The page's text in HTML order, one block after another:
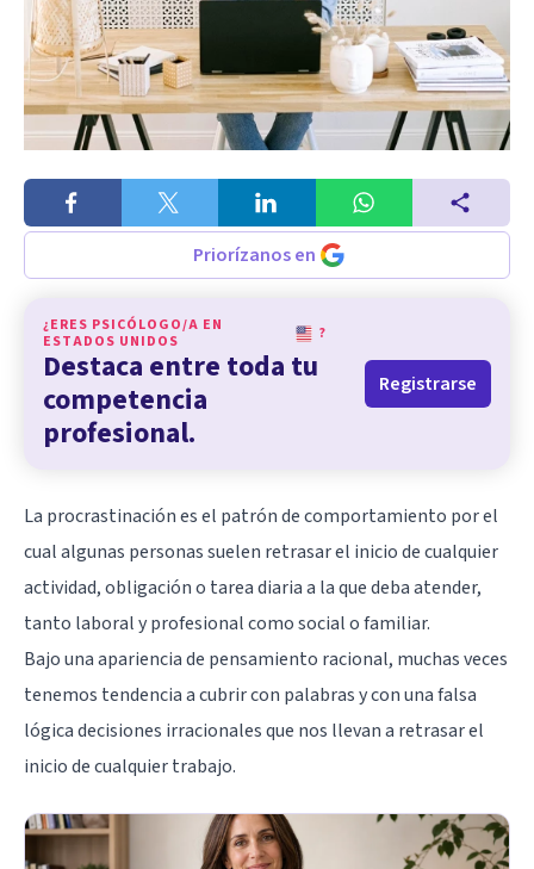
Priorízanos en
¿ERES PSICÓLOGO/A EN
ESTADOS UNIDOS
?
Destaca entre toda tu
competencia
profesional.
Registrarse
La procrastinación es el patrón de comportamiento por el
cual algunas personas suelen retrasar el inicio de cualquier
actividad, obligación o tarea diaria a la que deba atender,
tanto laboral y profesional como social o familiar.
Bajo una apariencia de pensamiento racional, muchas veces
tenemos tendencia a cubrir con palabras y con una falsa
lógica decisiones irracionales que nos llevan a retrasar el
inicio de cualquier trabajo.